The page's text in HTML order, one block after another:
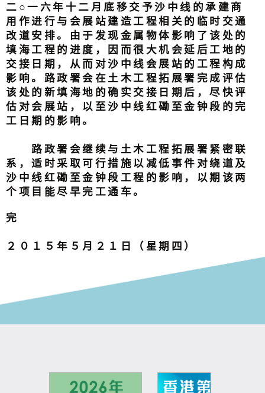
二○一六年十二月底移交予沙中线的承建商
用作进行与会展站建造工程相关的临时交通
改道安排。由于发现金属物体影响了该处的
填海工程的进度，因而很大机会延后工地的
交接日期，从而对沙中线会展站的工程构成
影响。路政署会在土木工程拓展署完成评估
该处的新填海地的确实交接日期后，尽快评
估对会展站，以至沙中线红磡至金钟段的完
工日期的影响。
路政署会继续与土木工程拓展署紧密联
系，适时采取可行措施以减低事件对绕道及
沙中线红磡至金钟段工程的影响，以期该两
个项目能尽早完工通车。
完
２０１５年５月２１日（星期四）